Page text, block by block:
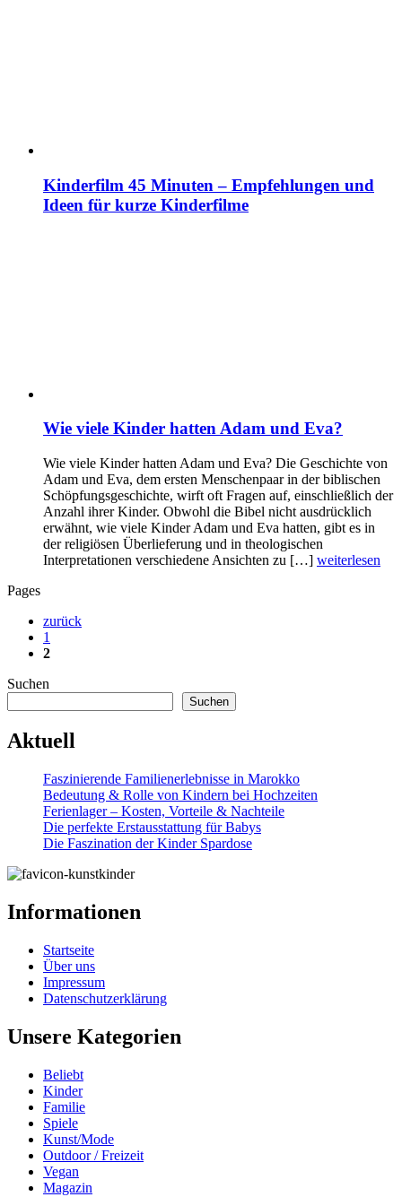
Kinderfilm 45 Minuten – Empfehlungen und
Ideen für kurze Kinderfilme
Wie viele Kinder hatten Adam und Eva?
Wie viele Kinder hatten Adam und Eva? Die Geschichte von
Adam und Eva, dem ersten Menschenpaar in der biblischen
Schöpfungsgeschichte, wirft oft Fragen auf, einschließlich der
Anzahl ihrer Kinder. Obwohl die Bibel nicht ausdrücklich
erwähnt, wie viele Kinder Adam und Eva hatten, gibt es in
der religiösen Überlieferung und in theologischen
Interpretationen verschiedene Ansichten zu […] weiterlesen
Pages
zurück
1
2
Suchen
Suchen
Aktuell
Faszinierende Familienerlebnisse in Marokko
Bedeutung & Rolle von Kindern bei Hochzeiten
Ferienlager – Kosten, Vorteile & Nachteile
Die perfekte Erstausstattung für Babys
Die Faszination der Kinder Spardose
Informationen
Startseite
Über uns
Impressum
Datenschutzerklärung
Unsere Kategorien
Beliebt
Kinder
Familie
Spiele
Kunst/Mode
Outdoor / Freizeit
Vegan
Magazin